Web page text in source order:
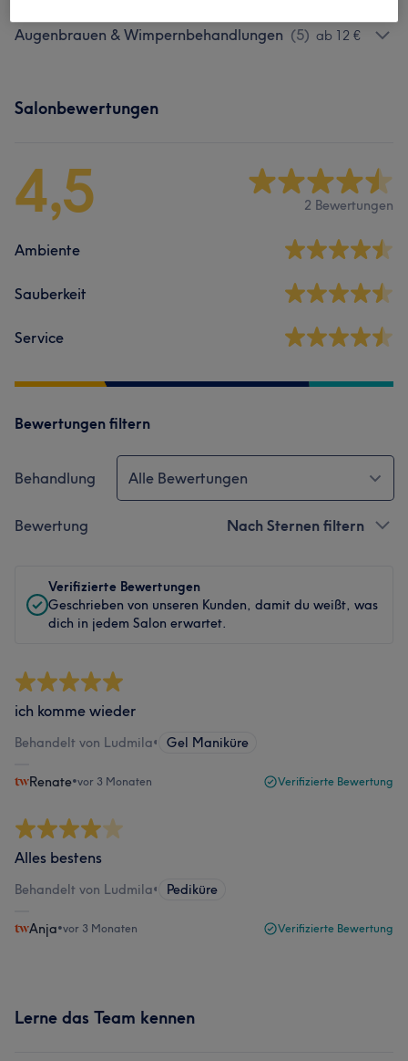
Augenbrauen & Wimpernbehandlungen (5) ab 12 €
Salonbewertungen
4,5 2 Bewertungen
Ambiente
Sauberkeit
Service
Bewertungen filtern
Behandlung Alle Bewertungen
Bewertung Nach Sternen filtern
Verifizierte Bewertungen
Geschrieben von unseren Kunden, damit du weißt, was
dich in jedem Salon erwartet.
ich komme wieder
Behandelt von Ludmila• Gel Maniküre
Renate•vor 3 Monaten Verifizierte Bewertung
Alles bestens
Behandelt von Ludmila• Pediküre
Anja•vor 3 Monaten Verifizierte Bewertung
Lerne das Team kennen